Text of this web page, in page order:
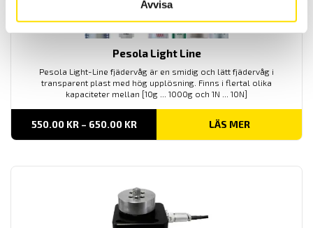
Avvisa
Pesola Light Line
Pesola Light-Line fjädervåg är en smidig och lätt fjädervåg i
transparent plast med hög upplösning. Finns i flertal olika
kapaciteter mellan [10g ... 1000g och 1N ... 10N]
550.00 KR – 650.00 KRPRISINTERVALL:
TILL
LÄS MER